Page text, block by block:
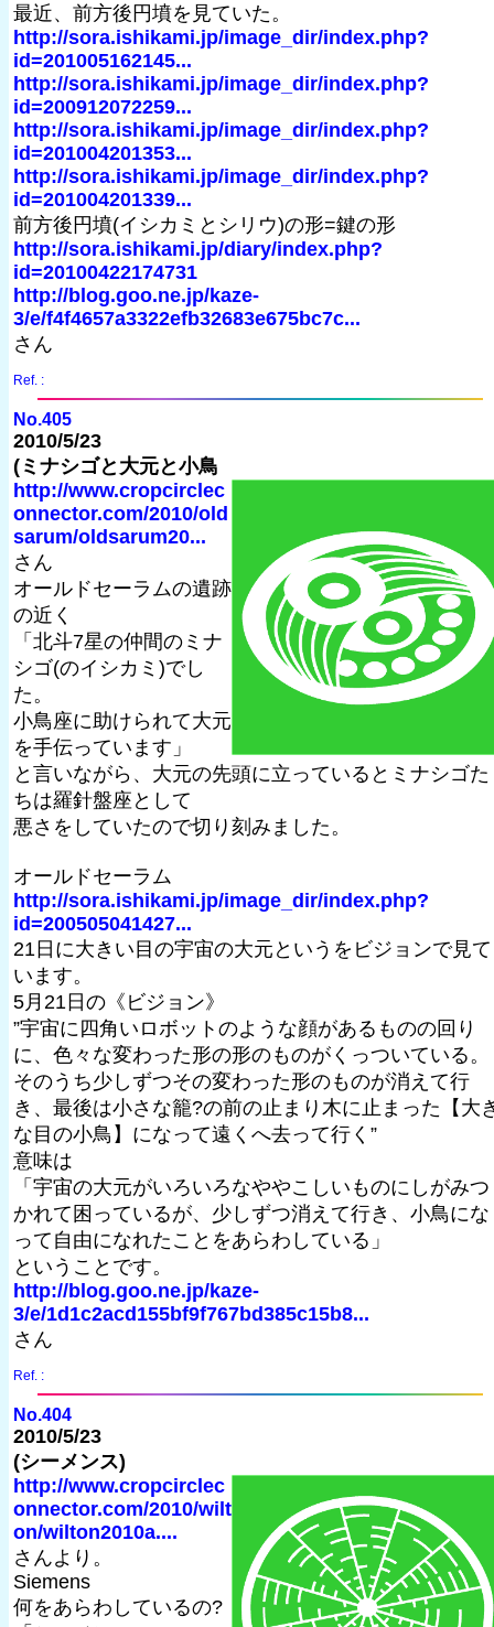
最近、前方後円墳を見ていた。
http://sora.ishikami.jp/image_dir/index.php?
id=201005162145...
http://sora.ishikami.jp/image_dir/index.php?
id=200912072259...
http://sora.ishikami.jp/image_dir/index.php?
id=201004201353...
http://sora.ishikami.jp/image_dir/index.php?
id=201004201339...
前方後円墳(イシカミとシリウ)の形=鍵の形
http://sora.ishikami.jp/diary/index.php?
id=20100422174731
http://blog.goo.ne.jp/kaze-
3/e/f4f4657a3322efb32683e675bc7c...
さん
Ref. :
No.405
2010/5/23
(ミナシゴと大元と小鳥
http://www.cropcirclec
onnector.com/2010/old
sarum/oldsarum20...
さん
オールドセーラムの遺跡
の近く
「北斗7星の仲間のミナ
シゴ(のイシカミ)でし
た。
小鳥座に助けられて大元
を手伝っています」
と言いながら、大元の先頭に立っているとミナシゴた
ちは羅針盤座として
悪さをしていたので切り刻みました。
オールドセーラム
http://sora.ishikami.jp/image_dir/index.php?
id=200505041427...
21日に大きい目の宇宙の大元というをビジョンで見て
います。
5月21日の《ビジョン》
”宇宙に四角いロボットのような顔があるものの回り
に、色々な変わった形の形のものがくっついている。
そのうち少しずつその変わった形のものが消えて行
き、最後は小さな籠?の前の止まり木に止まった【大
な目の小鳥】になって遠くへ去って行く”
意味は
「宇宙の大元がいろいろなややこしいものにしがみつ
かれて困っているが、少しずつ消えて行き、小鳥にな
って自由になれたことをあらわしている」
ということです。
http://blog.goo.ne.jp/kaze-
3/e/1d1c2acd155bf9f767bd385c15b8...
さん
Ref. :
No.404
2010/5/23
(シーメンス)
http://www.cropcirclec
onnector.com/2010/wilt
on/wilton2010a....
さんより。
Siemens
何をあらわしているの?